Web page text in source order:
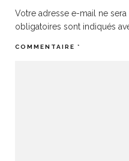
Votre adresse e-mail ne sera
obligatoires sont indiqués
COMMENTAIRE *